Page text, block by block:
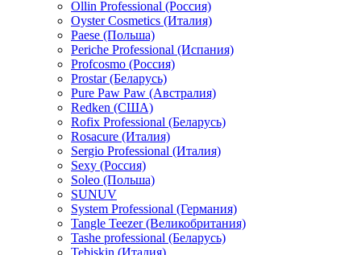
Ollin Professional (Россия)
Oyster Cosmetics (Италия)
Paese (Польша)
Periche Professional (Испания)
Profcosmo (Россия)
Prostar (Беларусь)
Pure Paw Paw (Австралия)
Redken (США)
Rofix Professional (Беларусь)
Rosacure (Италия)
Sergio Professional (Италия)
Sexy (Россия)
Soleo (Польша)
SUNUV
System Professional (Германия)
Tangle Teezer (Великобритания)
Tashe professional (Беларусь)
Tebiskin (Италия)